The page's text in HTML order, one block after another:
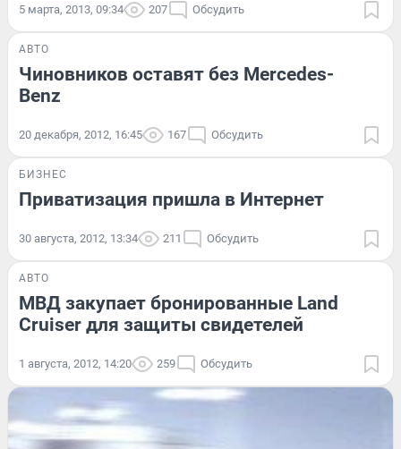
5 марта, 2013, 09:34 207 Обсудить
АВТО
Чиновников оставят без Mercedes-
Benz
20 декабря, 2012, 16:45 167 Обсудить
БИЗНЕС
Приватизация пришла в Интернет
30 августа, 2012, 13:34 211 Обсудить
АВТО
МВД закупает бронированные Land
Cruiser для защиты свидетелей
1 августа, 2012, 14:20 259 Обсудить